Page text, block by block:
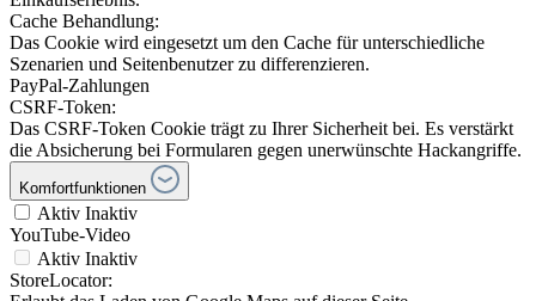
Cache Behandlung:
Das Cookie wird eingesetzt um den Cache für unterschiedliche
Szenarien und Seitenbenutzer zu differenzieren.
PayPal-Zahlungen
CSRF-Token:
Das CSRF-Token Cookie trägt zu Ihrer Sicherheit bei. Es verstärkt
die Absicherung bei Formularen gegen unerwünschte Hackangriffe.
Komfortfunktionen
Aktiv Inaktiv
YouTube-Video
Aktiv Inaktiv
StoreLocator: